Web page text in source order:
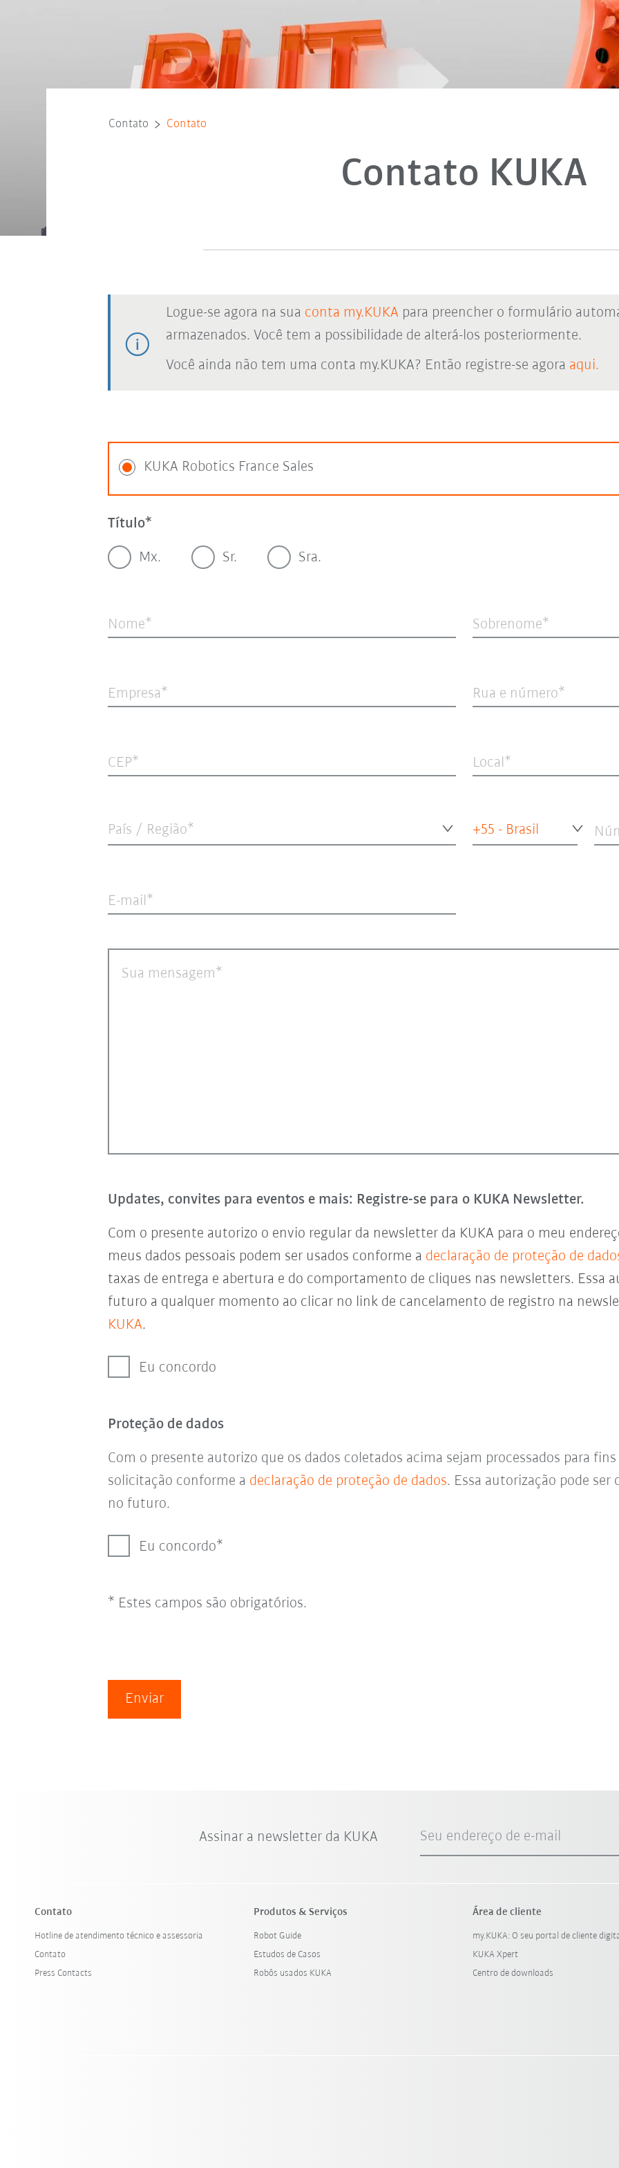
Contato Contato
Contato KUKA
Logue-se agora na sua conta my.KUKA para preencher o formulário
armazenados. Você tem a possibilidade de alterá-los posteriormente.
Você ainda não tem uma conta my.KUKA? Então registre-se agora aqui.
KUKA Robotics France Sales
Título
Mx. Sr. Sra.
Nome Sobrenome
Empresa Rua e número
CEP Local
País / Região* +55 - Brasil
E-mail
Sua mensagem
Updates, convites para eventos e mais: Registre-se para o KUKA Newsletter.
Com o presente autorizo o envio regular da newsletter da KUKA para o meu
meus dados pessoais podem ser usados conforme a declaração de proteção de
taxas de entrega e abertura e do comportamento de cliques nas newsletters. Essa
futuro a qualquer momento ao clicar no link de cancelamento de registro na
KUKA.
Eu concordo
Proteção de dados
Com o presente autorizo que os dados coletados acima sejam processados para
solicitação conforme a declaração de proteção de dados. Essa autorização pode
no futuro.
Eu concordo
* Estes campos são obrigatórios.
Enviar
Assinar a newsletter da KUKA Seu endereço de e-mail
Contato
Hotline de atendimento técnico e assessoria
Contato
Press Contacts
Produtos & Serviços
Robot Guide
Estudos de Casos
Robôs usados KUKA
Área de cliente
my.KUKA: O seu portal de cliente
KUKA Xpert
Centro de downloads